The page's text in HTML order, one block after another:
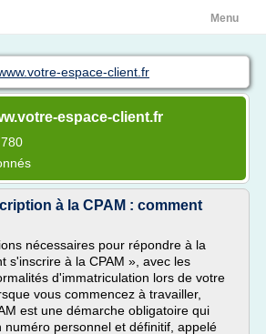
Menu
espace-client.fr
espace-client.fr
à la CPAM : comment
nécessaires pour répondre à la
s'inscrire à la CPAM », avec les
d'immatriculation lors de votre
vous commencez à travailler,
est une démarche obligatoire qui
numéro personnel et définitif, appelé